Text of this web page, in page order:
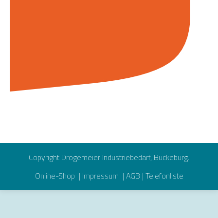
Copyright Drögemeier Industriebedarf, Bückeburg.
Online-Shop | Impressum | AGB | Telefonliste